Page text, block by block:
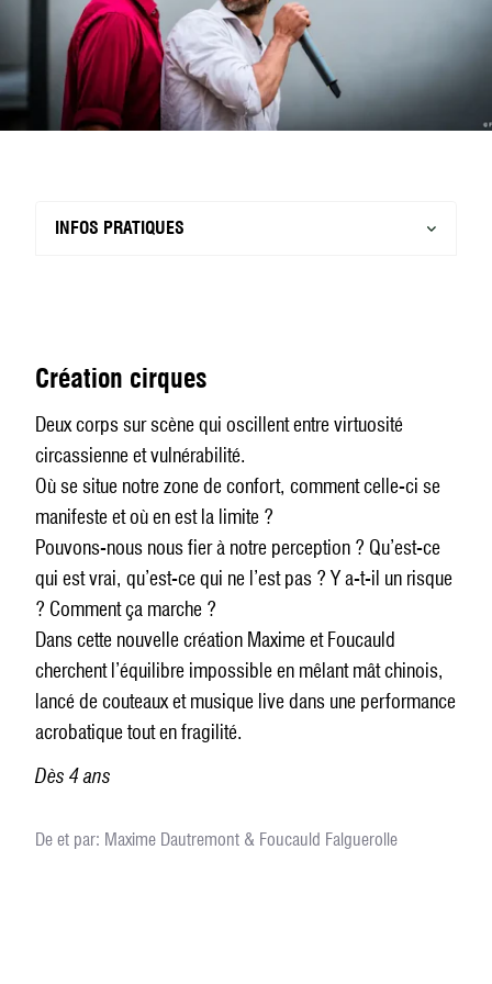
Création cirques
Deux corps sur scène qui oscillent entre virtuosité
circassienne et vulnérabilité.
Où se situe notre zone de confort, comment celle-ci se
manifeste et où en est la limite ?
Pouvons-nous nous fier à notre perception ? Qu’est-ce
qui est vrai, qu’est-ce qui ne l’est pas ? Y a-t-il un risque
? Comment ça marche ?
Dans cette nouvelle création Maxime et Foucauld
cherchent l’équilibre impossible en mêlant mât chinois,
lancé de couteaux et musique live dans une performance
acrobatique tout en fragilité.
Dès 4 ans
De et par: Maxime Dautremont & Foucauld Falguerolle
INFOS PRATIQUES